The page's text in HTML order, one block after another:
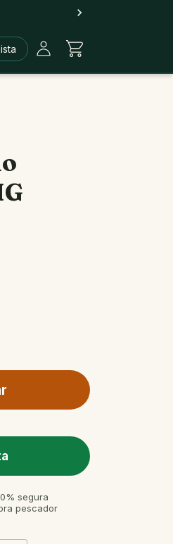
segura
pescador